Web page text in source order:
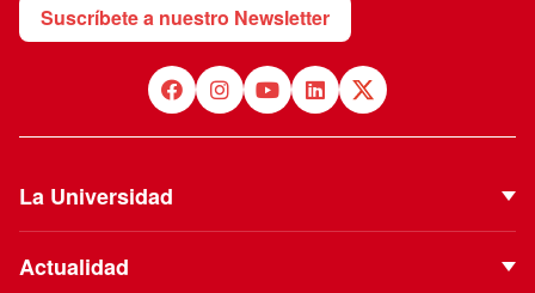
Suscríbete a nuestro Newsletter
La Universidad
Actualidad